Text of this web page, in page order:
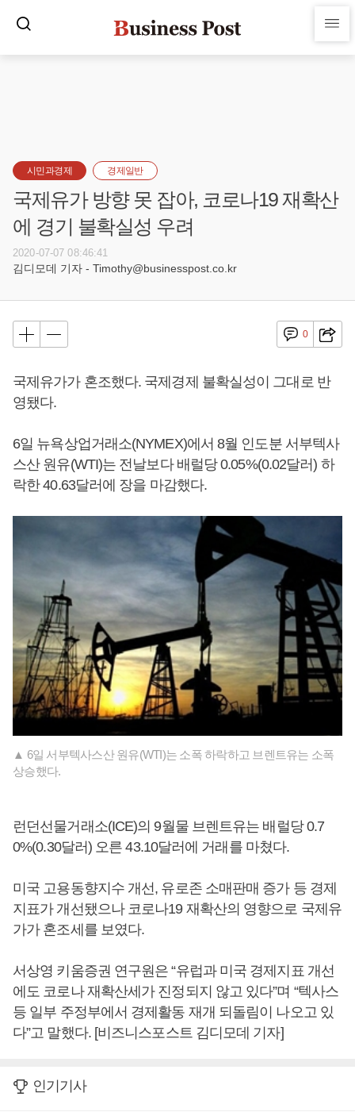
시민과경제 경제일반
국제유가 방향 못 잡아, 코로나19 재확산
에 경기 불확실성 우려
2020-07-07 08:46:41
김디모데 기자 - Timothy@businesspost.co.kr
0
국제유가가 혼조했다. 국제경제 불확실성이 그대로 반
영됐다.
6일 뉴욕상업거래소(NYMEX)에서 8월 인도분 서부텍사
스산 원유(WTI)는 전날보다 배럴당 0.05%(0.02달러) 하
락한 40.63달러에 장을 마감했다.
▲ 6일 서부텍사스산 원유(WTI)는 소폭 하락하고 브렌트유는 소폭
상승했다.
런던선물거래소(ICE)의 9월물 브렌트유는 배럴당 0.7
0%(0.30달러) 오른 43.10달러에 거래를 마쳤다.
미국 고용동향지수 개선, 유로존 소매판매 증가 등 경제
지표가 개선됐으나 코로나19 재확산의 영향으로 국제유
가가 혼조세를 보였다.
서상영 키움증권 연구원은 “유럽과 미국 경제지표 개선
에도 코로나 재확산세가 진정되지 않고 있다”며 “텍사스
등 일부 주정부에서 경제활동 재개 되돌림이 나오고 있
다”고 말했다. [비즈니스포스트 김디모데 기자]
인기기사